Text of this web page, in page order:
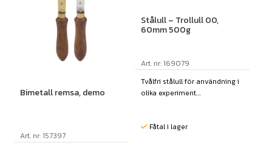
Bimetall remsa, demo
Art. nr: 157397
Stålull – Trollull 00,
60mm 500g
Art. nr: 169079
Tvålfri stålull för användning i
olika experiment....
Fåtal i lager